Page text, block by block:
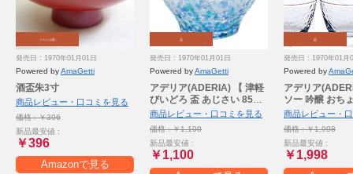
ジャンル別
発売日 : 1970年01月01日
Powered byAmaGetti
酒盃朱3寸
商品レビュー・口コミを見る
価格 : ￥396
新品最安値 :
￥396
Amazonで見る
盃
発売日 : 1970年01月01日
Powered byAmaGetti
アデリア(ADERIA) 【 津軽
びいどろ 盃 あじさい 85ml
日本製 個箱入 F49783 】 お
ラス ガラス 冷酒 お猪口 酒
器 おしゃれ ギフト 女性 母
の日 父の日 夫婦 男性 引越
し祝い 結婚 挨拶回り プチ
商品レビュー・口コミを見る
価格 : ￥1,100
新品最安値 :
￥1,100
盃
発売日 : 1970年01月
Powered by
アデリア
ソー 吟醸 おち
個セット 日本
酒 お猪口 酒器
い飲み おしゃ
レゼント 祝い
日 敬老 還暦 上
商品レビュー・
価格 : ￥1,998
新品最安値 :
￥1,998